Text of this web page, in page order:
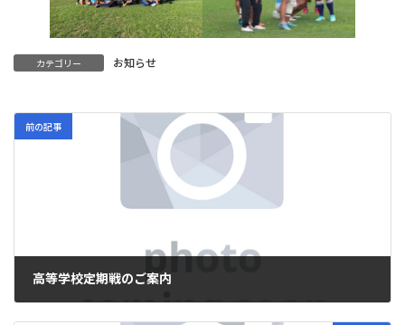
カテゴリー お知らせ
前の記事
高等学校定期戦のご案内
2024年6月22日